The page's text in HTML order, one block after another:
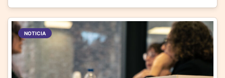
NOTICIA